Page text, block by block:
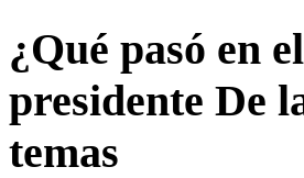
¿Qué pasó en
presidente De
temas